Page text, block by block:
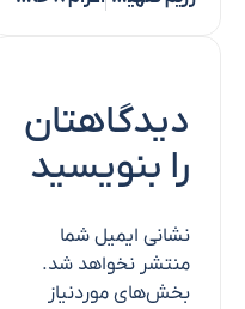
دیدگاهتان
را بنویسید
نشانی ایمیل شما
منتشر نخواهد شد.
بخش‌های موردنیاز